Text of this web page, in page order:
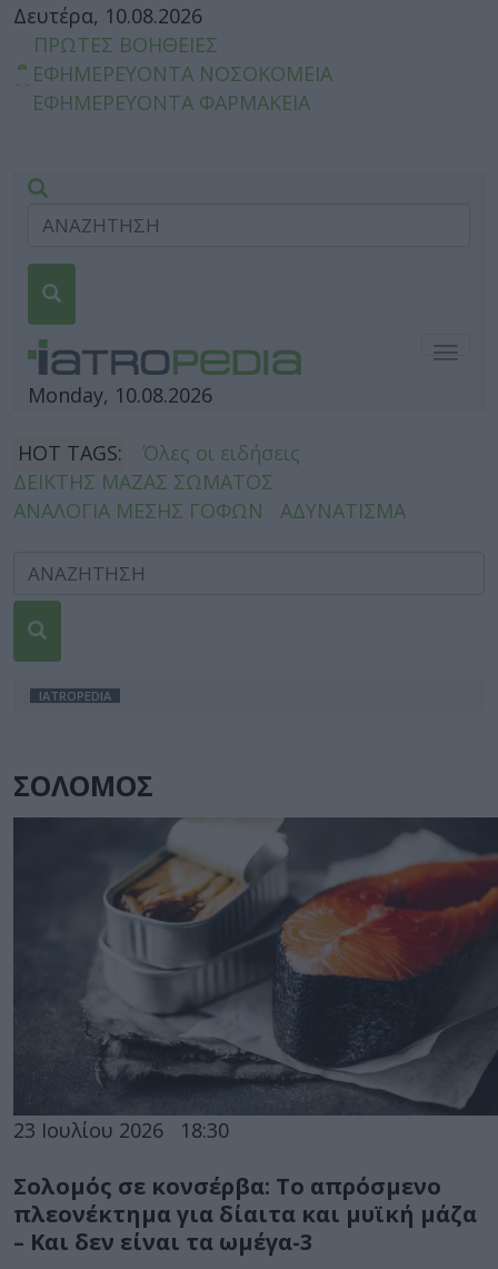
Δευτέρα, 10.08.2026
ΠΡΩΤΕΣ ΒΟΗΘΕΙΕΣ
ΕΦΗΜΕΡΕΥΟΝΤΑ ΝΟΣΟΚΟΜΕΙΑ
ΕΦΗΜΕΡΕΥΟΝΤΑ ΦΑΡΜΑΚΕΙΑ
Monday, 10.08.2026
HOT TAGS:
Όλες οι ειδήσεις
ΔΕΙΚΤΗΣ ΜΑΖΑΣ ΣΩΜΑΤΟΣ
ΑΝΑΛΟΓΙΑ ΜΕΣΗΣ ΓΟΦΩΝ
ΑΔΥΝΑΤΙΣΜΑ
IATROPEDIA
ΣΟΛΟΜΟΣ
23 Ιουλίου 2026 18:30
Σολομός σε κονσέρβα: Το απρόσμενο
πλεονέκτημα για δίαιτα και μυϊκή μάζα
– Και δεν είναι τα ωμέγα-3